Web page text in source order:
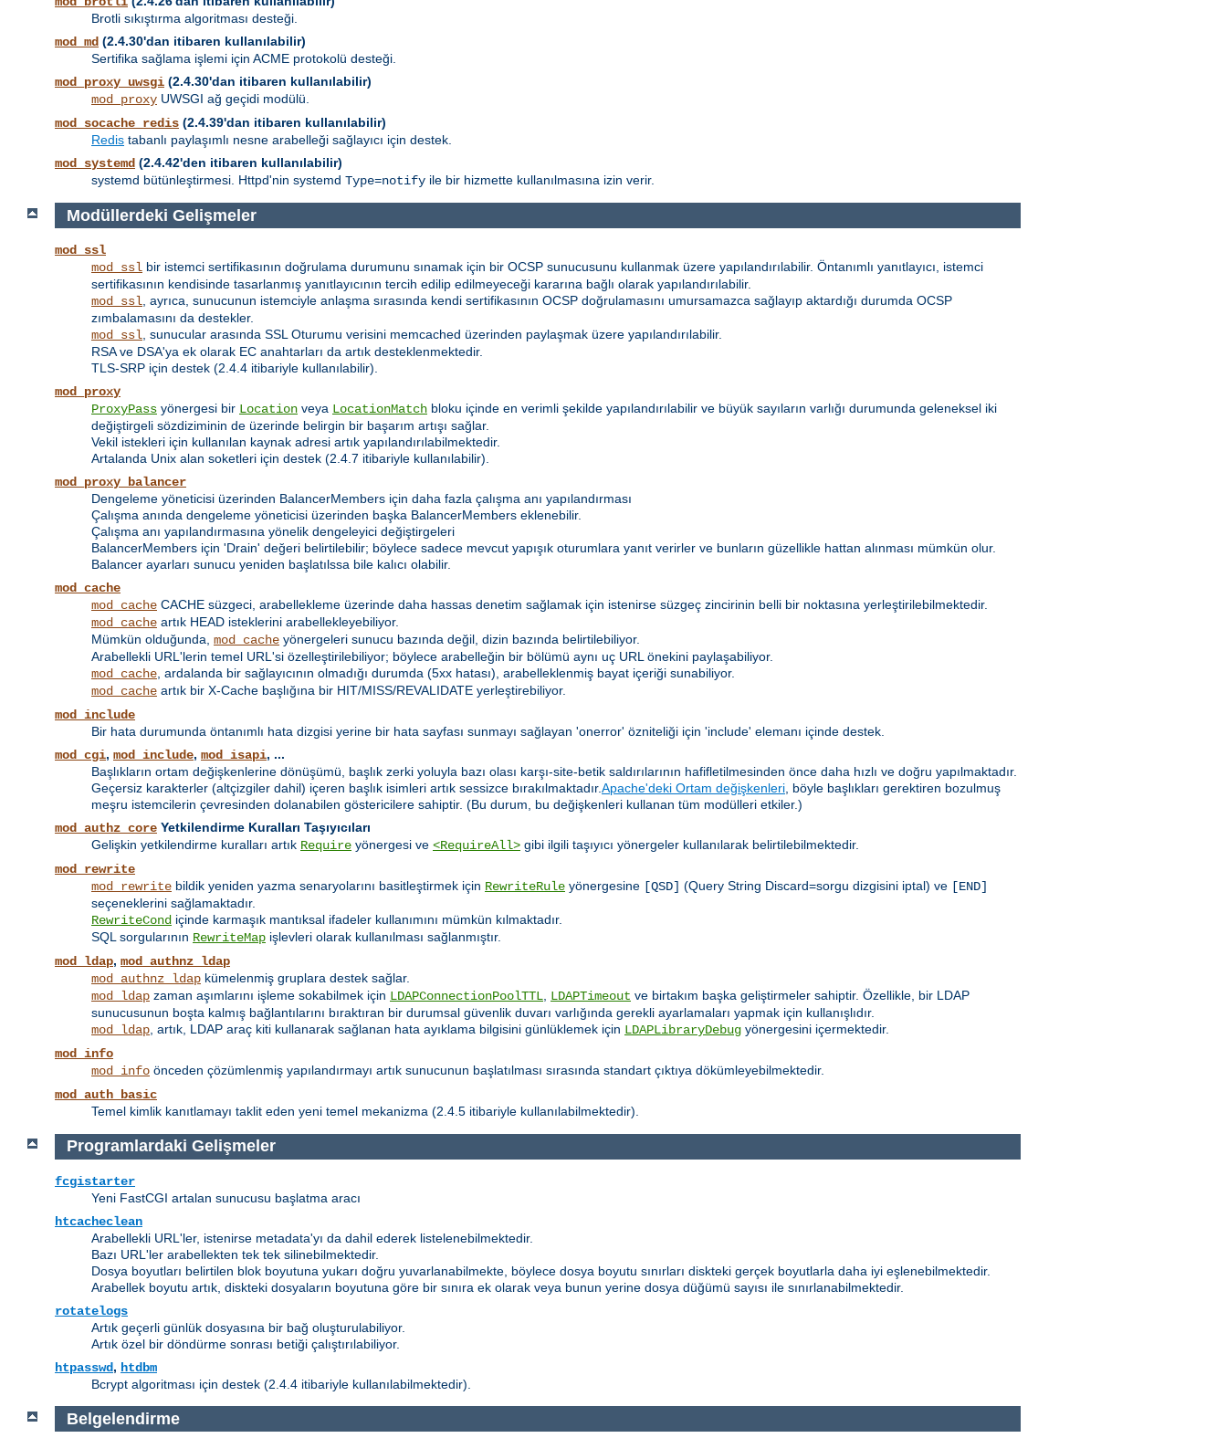
Brotli sıkıştırma algoritması desteği.
mod_md (2.4.30'dan itibaren kullanılabilir)
Sertifika sağlama işlemi için ACME protokolü desteği.
mod_proxy_uwsgi (2.4.30'dan itibaren kullanılabilir)
mod_proxy UWSGI ağ geçidi modülü.
mod_socache_redis (2.4.39'dan itibaren kullanılabilir)
Redis tabanlı paylaşımlı nesne arabelleği sağlayıcı için destek.
mod_systemd (2.4.42'den itibaren kullanılabilir)
systemd bütünleştirmesi. Httpd'nin systemd Type=notify ile bir hizmette kullanılmasına izin verir.
Modüllerdeki Gelişmeler
mod_ssl
mod_ssl bir istemci sertifikasının doğrulama durumunu sınamak için bir OCSP sunucusunu kullanmak üzere yapılandırılabilir. Öntanımlı yanıtlayıcı, istemci
sertifikasının kendisinde tasarlanmış yanıtlayıcının tercih edilip edilmeyeceği kararına bağlı olarak yapılandırılabilir.
mod_ssl, ayrıca, sunucunun istemciyle anlaşma sırasında kendi sertifikasının OCSP doğrulamasını umursamazca sağlayıp aktardığı durumda OCSP
zımbalamasını da destekler.
mod_ssl, sunucular arasında SSL Oturumu verisini memcached üzerinden paylaşmak üzere yapılandırılabilir.
RSA ve DSA'ya ek olarak EC anahtarları da artık desteklenmektedir.
TLS-SRP için destek (2.4.4 itibariyle kullanılabilir).
mod_proxy
ProxyPass yönergesi bir Location veya LocationMatch bloku içinde en verimli şekilde yapılandırılabilir ve büyük sayıların varlığı durumunda geleneksel iki
değiştirgeli sözdiziminin de üzerinde belirgin bir başarım artışı sağlar.
Vekil istekleri için kullanılan kaynak adresi artık yapılandırılabilmektedir.
Artalanda Unix alan soketleri için destek (2.4.7 itibariyle kullanılabilir).
mod_proxy_balancer
Dengeleme yöneticisi üzerinden BalancerMembers için daha fazla çalışma anı yapılandırması
Çalışma anında dengeleme yöneticisi üzerinden başka BalancerMembers eklenebilir.
Çalışma anı yapılandırmasına yönelik dengeleyici değiştirgeleri
BalancerMembers için 'Drain' değeri belirtilebilir; böylece sadece mevcut yapışık oturumlara yanıt verirler ve bunların güzellikle hattan alınması mümkün olur.
Balancer ayarları sunucu yeniden başlatılssa bile kalıcı olabilir.
mod_cache
mod_cache CACHE süzgeci, arabellekleme üzerinde daha hassas denetim sağlamak için istenirse süzgeç zincirinin belli bir noktasına yerleştirilebilmektedir.
mod_cache artık HEAD isteklerini arabellekleyebiliyor.
Mümkün olduğunda, mod_cache yönergeleri sunucu bazında değil, dizin bazında belirtilebiliyor.
Arabellekli URL'lerin temel URL'si özelleştirilebiliyor; böylece arabelleğin bir bölümü aynı uç URL önekini paylaşabiliyor.
mod_cache, ardalanda bir sağlayıcının olmadığı durumda (5xx hatası), arabelleklenmiş bayat içeriği sunabiliyor.
mod_cache artık bir X-Cache başlığına bir HIT/MISS/REVALIDATE yerleştirebiliyor.
mod_include
Bir hata durumunda öntanımlı hata dizgisi yerine bir hata sayfası sunmayı sağlayan 'onerror' özniteliği için 'include' elemanı içinde destek.
mod_cgi, mod_include, mod_isapi, ...
Başlıkların ortam değişkenlerine dönüşümü, başlık zerki yoluyla bazı olası karşı-site-betik saldırılarının hafifletilmesinden önce daha hızlı ve doğru yapılmaktadır.
Geçersiz karakterler (altçizgiler dahil) içeren başlık isimleri artık sessizce bırakılmaktadır.Apache'deki Ortam değişkenleri, böyle başlıkları gerektiren bozulmuş
meşru istemcilerin çevresinden dolanabilen göstericilere sahiptir. (Bu durum, bu değişkenleri kullanan tüm modülleri etkiler.)
mod_authz_core Yetkilendirme Kuralları Taşıyıcıları
Gelişkin yetkilendirme kuralları artık Require yönergesi ve <RequireAll> gibi ilgili taşıyıcı yönergeler kullanılarak belirtilebilmektedir.
mod_rewrite
mod_rewrite bildik yeniden yazma senaryolarını basitleştirmek için RewriteRule yönergesine [QSD] (Query String Discard=sorgu dizgisini iptal) ve [END]
seçeneklerini sağlamaktadır.
RewriteCond içinde karmaşık mantıksal ifadeler kullanımını mümkün kılmaktadır.
SQL sorgularının RewriteMap işlevleri olarak kullanılması sağlanmıştır.
mod_ldap, mod_authnz_ldap
mod_authnz_ldap kümelenmiş gruplara destek sağlar.
mod_ldap zaman aşımlarını işleme sokabilmek için LDAPConnectionPoolTTL, LDAPTimeout ve birtakım başka geliştirmeler sahiptir. Özellikle, bir LDAP
sunucusunun boşta kalmış bağlantılarını bıraktıran bir durumsal güvenlik duvarı varlığında gerekli ayarlamaları yapmak için kullanışlıdır.
mod_ldap, artık, LDAP araç kiti kullanarak sağlanan hata ayıklama bilgisini günlüklemek için LDAPLibraryDebug yönergesini içermektedir.
mod_info
mod_info önceden çözümlenmiş yapılandırmayı artık sunucunun başlatılması sırasında standart çıktıya dökümleyebilmektedir.
mod_auth_basic
Temel kimlik kanıtlamayı taklit eden yeni temel mekanizma (2.4.5 itibariyle kullanılabilmektedir).
Programlardaki Gelişmeler
fcgistarter
Yeni FastCGI artalan sunucusu başlatma aracı
htcacheclean
Arabellekli URL'ler, istenirse metadata'yı da dahil ederek listelenebilmektedir.
Bazı URL'ler arabellekten tek tek silinebilmektedir.
Dosya boyutları belirtilen blok boyutuna yukarı doğru yuvarlanabilmekte, böylece dosya boyutu sınırları diskteki gerçek boyutlarla daha iyi eşlenebilmektedir.
Arabellek boyutu artık, diskteki dosyaların boyutuna göre bir sınıra ek olarak veya bunun yerine dosya düğümü sayısı ile sınırlanabilmektedir.
rotatelogs
Artık geçerli günlük dosyasına bir bağ oluşturulabiliyor.
Artık özel bir döndürme sonrası betiği çalıştırılabiliyor.
htpasswd, htdbm
Bcrypt algoritması için destek (2.4.4 itibariyle kullanılabilmektedir).
Belgelendirme